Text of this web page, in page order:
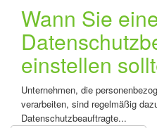
Wann Sie
einstellen
Unternehmen, die
verarbeiten, sind regelmäßig
Datenschutzbeauftragte...